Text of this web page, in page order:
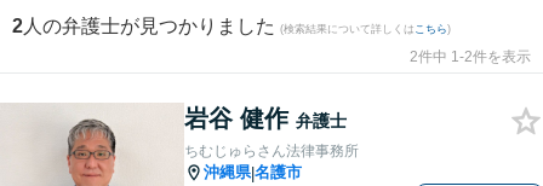
2 人の弁護士が見つかりました (検索結果について詳しくは こちら)
2件中 1-2件を表示
岩谷 健作 弁護士
ちむじゅらさん法律事務所
沖縄県|名護市